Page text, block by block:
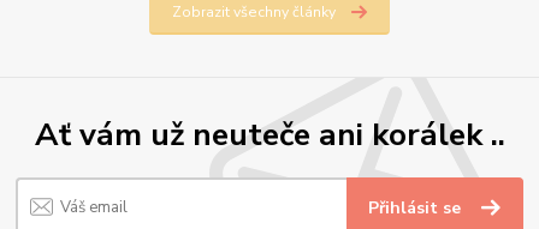
Zobrazit všechny články
Ať vám už neuteče ani korálek ..
Přihlásit se